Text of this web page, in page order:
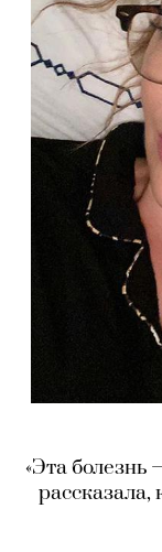
«Эта
рассказала,